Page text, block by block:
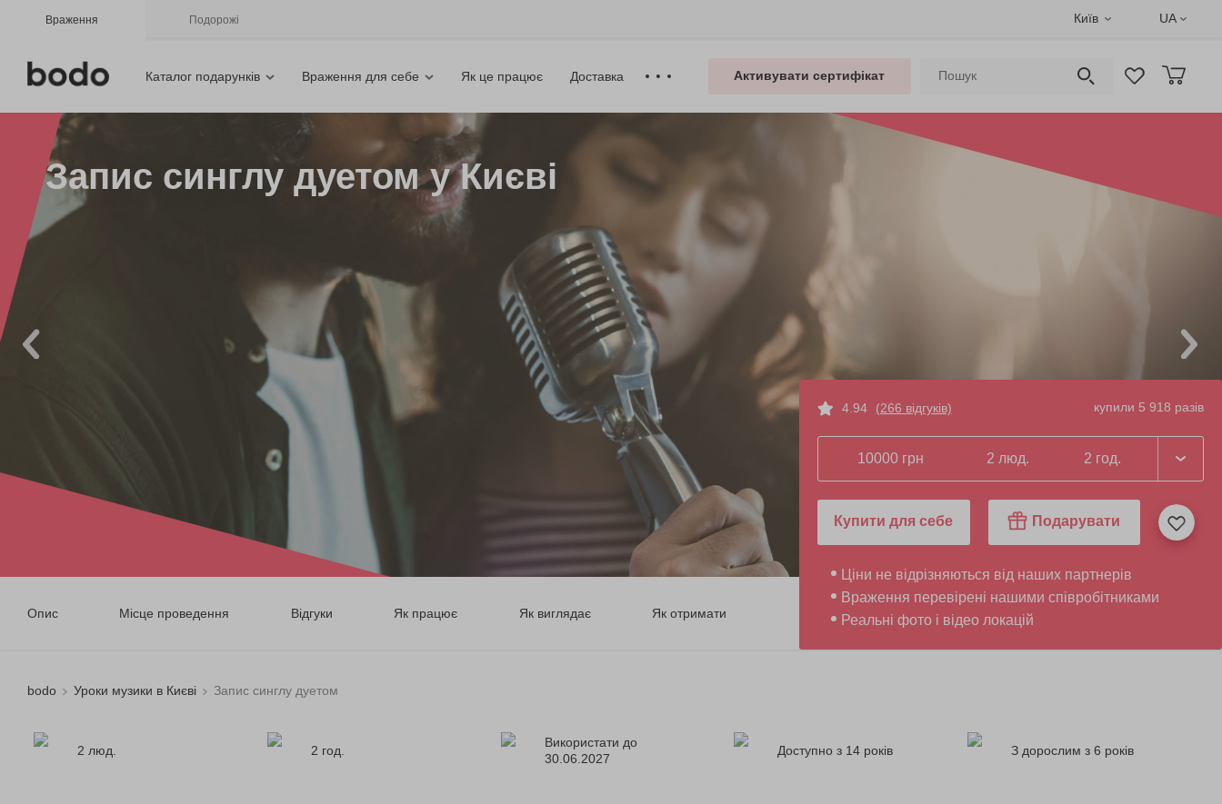
Враження Подорожі Київ UA
Каталог подарунків Враження для себе Як це працює Доставка Активувати сертифікат
Запис синглу дуетом у Києві
Опис Місце проведення Відгуки Як працює Як виглядає Як отримати
4.94 (266 відгуків) купили 5 918 разів
10000 грн 2 люд. 2 год.
Купити для себе Подарувати
Ціни не відрізняються від наших партнерів
Враження перевірені нашими співробітниками
Реальні фото і відео локацій
bodo Уроки музики в Києві Запис синглу дуетом
2 люд. 2 год.
Використати до
30.06.2027
Доступно з 14 років З дорослим з 6 років